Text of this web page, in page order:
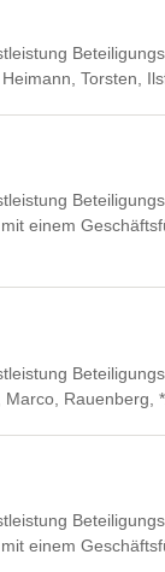
Torsten,
einem
Rauenberg,
einem